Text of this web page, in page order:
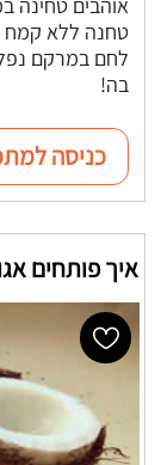
טחנה ללא קמח
לחם במרקם
בה!
כניסה
איך פותחים